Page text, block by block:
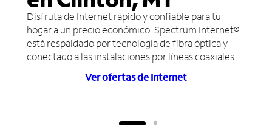
Disfruta de Internet rápido y confiable para tu
hogar a un precio económico. Spectrum Internet®
está respaldado por tecnología de fibra óptica y
conectado a las instalaciones por líneas coaxiales.
Ver ofertas de Internet